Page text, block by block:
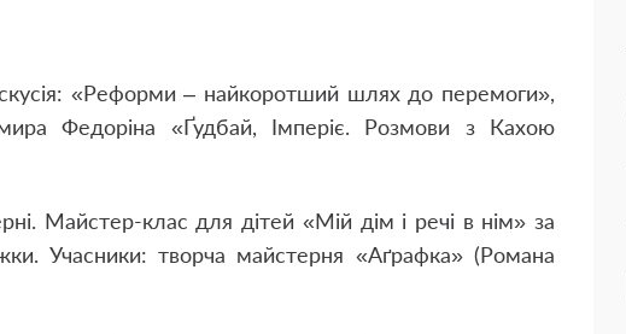
«Реформи – найкоротший шлях до перемоги»,
Федоріна «Ґудбай, Імперіє. Розмови з Кахою
Майстер-клас для дітей «Мій дім і речі в нім» за
Учасники: творча майстерня «Аґрафка» (Романа